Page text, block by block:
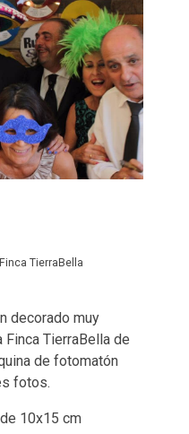
TierraBella
decorado muy
TierraBella de
de fotomatón
fotos.
10x15 cm